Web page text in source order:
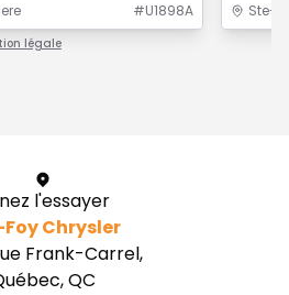
#U1898A
légale
Ste-
l'essayer
Chrysler
Frank-Carrel,
QC